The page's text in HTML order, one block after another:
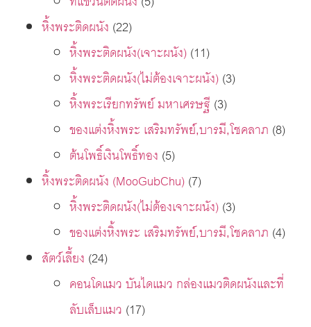
หิ้งพระติดผนัง (22)
หิ้งพระติดผนัง(เจาะผนัง)(11)
หิ้งพระติดผนัง(ไม่ต้องเจาะผนัง)(3)
หิ้งพระเรียกทรัพย์ มหาเศรษฐี (3)
ของแต่งหิ้งพระ เสริมทรัพย์,บารมี,โชคลาภ (8)
ต้นโพธิ์เงินโพธิ์ทอง (5)
หิ้งพระติดผนัง (MooGubChu)(7)
หิ้งพระติดผนัง(ไม่ต้องเจาะผนัง)(3)
ของแต่งหิ้งพระ เสริมทรัพย์,บารมี,โชคลาภ (4)
สัตว์เลี้ยง (24)
คอนโดแมว บันไดแมว กล่องแมวติดผนังและที่
ลับเล็บแมว (17)